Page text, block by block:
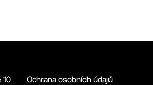
10
Ochrana osobních údajů